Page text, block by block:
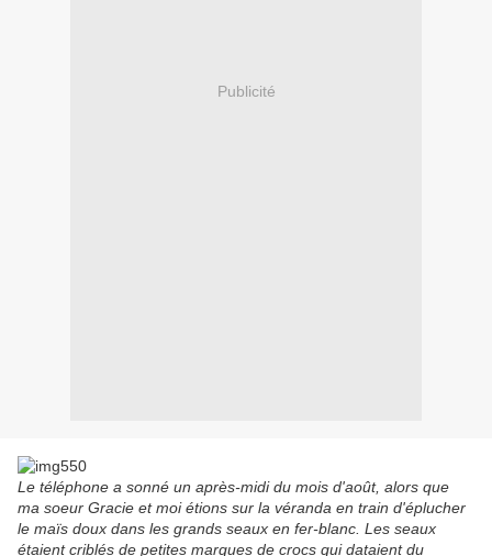
Publicité
Le téléphone a sonné un après-midi du mois d'août, alors que
ma soeur Gracie et moi étions sur la véranda en train d'éplucher
le maïs doux dans les grands seaux en fer-blanc. Les seaux
étaient criblés de petites marques de crocs qui dataient du